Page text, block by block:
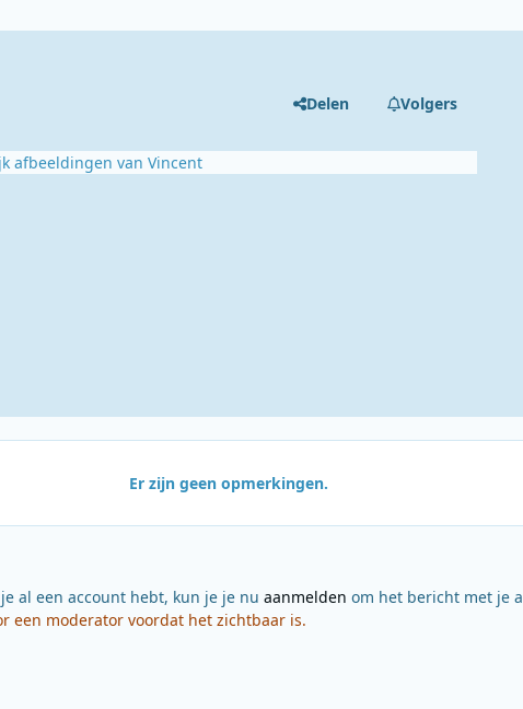
Delen Volgers
afbeeldingen van Vincent
Er zijn geen opmerkingen.
al een account hebt, kun je je nu aanmelden om het bericht met je
een moderator voordat het zichtbaar is.